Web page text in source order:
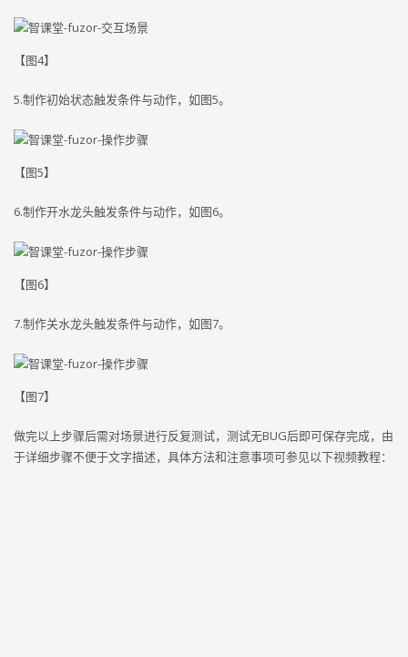
【图4】
5.制作初始状态触发条件与动作，如图5。
【图5】
6.制作开水龙头触发条件与动作，如图6。
【图6】
7.制作关水龙头触发条件与动作，如图7。
【图7】
做完以上步骤后需对场景进行反复测试，测试无BUG后即可保存完成，由
于详细步骤不便于文字描述，具体方法和注意事项可参见以下视频教程：